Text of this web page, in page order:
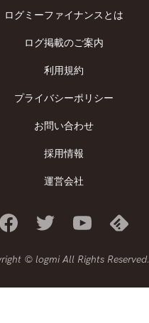
ログミーファイナンスとは
ログ掲載のご案内
利用規約
プライバシーポリシー
お問い合わせ
採用情報
運営会社
© logmi All Rights Reserved.